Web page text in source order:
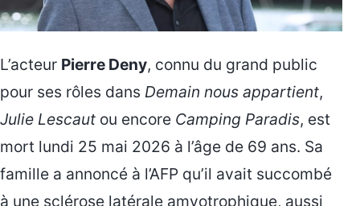
L’acteur Pierre Deny, connu du grand public
pour ses rôles dans Demain nous appartient,
Julie Lescaut ou encore Camping Paradis, est
mort lundi 25 mai 2026 à l’âge de 69 ans. Sa
famille a annoncé à l’AFP qu’il avait succombé
à une sclérose latérale amyotrophique, aussi